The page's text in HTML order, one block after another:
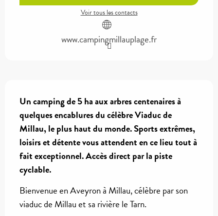
Voir tous les contacts
www.campingmillauplage.fr
Un camping de 5 ha aux arbres centenaires à
quelques encablures du célèbre Viaduc de
Millau, le plus haut du monde. Sports extrêmes,
loisirs et détente vous attendent en ce lieu tout à
fait exceptionnel. Accès direct par la piste
cyclable.
Bienvenue en Aveyron à Millau, célèbre par son
viaduc de Millau et sa rivière le Tarn.